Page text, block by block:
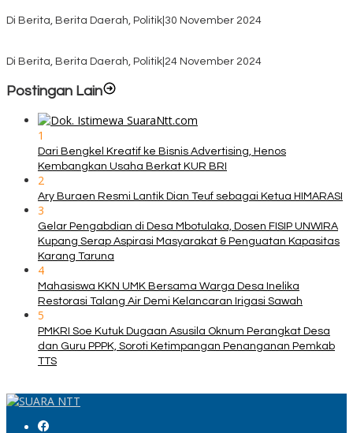
Di Berita, Berita Daerah, Politik 30 November 2024
Di Berita, Berita Daerah, Politik 24 November 2024
Postingan Lain
1
Dari Bengkel Kreatif ke Bisnis Advertising, Henos
Kembangkan Usaha Berkat KUR BRI
2
Ary Buraen Resmi Lantik Dian Teuf sebagai Ketua HIMARASI
3
Gelar Pengabdian di Desa Mbotulaka, Dosen FISIP UNWIRA
Kupang Serap Aspirasi Masyarakat & Penguatan Kapasitas
Karang Taruna
4
Mahasiswa KKN UMK Bersama Warga Desa Inelika
Restorasi Talang Air Demi Kelancaran Irigasi Sawah
5
PMKRI Soe Kutuk Dugaan Asusila Oknum Perangkat Desa
dan Guru PPPK, Soroti Ketimpangan Penanganan Pemkab
TTS